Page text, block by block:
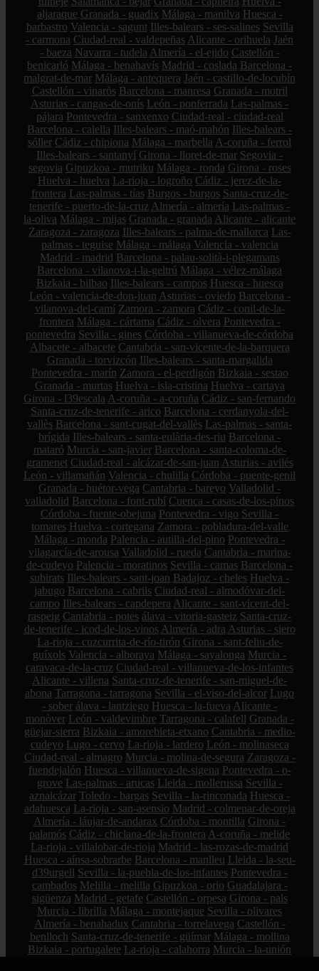
aljaraque Granada - guadix Málaga - manilva Huesca -
barbastro Valencia - sagunt Illes-balears - ses-salines Sevilla
- carmona Ciudad-real - valdepeñas Alicante - orihuela Jaén
- baeza Navarra - tudela Almería - el-ejido Castellón -
benicarló Málaga - benahavís Madrid - coslada Barcelona -
malgrat-de-mar Málaga - antequera Jaén - castillo-de-locubín
Castellón - vinaròs Barcelona - manresa Granada - motril
Asturias - cangas-de-onís León - ponferrada Las-palmas -
pájara Pontevedra - sanxenxo Ciudad-real - ciudad-real
Barcelona - calella Illes-balears - maó-mahón Illes-balears -
sóller Cádiz - chipiona Málaga - marbella A-coruña - ferrol
Illes-balears - santanyí Girona - lloret-de-mar Segovia -
segovia Gipuzkoa - mutriku Málaga - ronda Girona - roses
Huelva - huelva La-rioja - logroño Cádiz - jerez-de-la-
frontera Las-palmas - tías Burgos - burgos Santa-cruz-de-
tenerife - puerto-de-la-cruz Almería - almería Las-palmas -
la-oliva Málaga - mijas Granada - granada Alicante - alicante
Zaragoza - zaragoza Illes-balears - palma-de-mallorca Las-
palmas - teguise Málaga - málaga Valencia - valencia
Madrid - madrid Barcelona - palau-solità-i-plegamans
Barcelona - vilanova-i-la-geltrú Málaga - vélez-málaga
Bizkaia - bilbao Illes-balears - campos Huesca - huesca
León - valencia-de-don-juan Asturias - oviedo Barcelona -
vilanova-del-camí Zamora - zamora Cádiz - conil-de-la-
frontera Málaga - cártama Cádiz - olvera Pontevedra -
pontevedra Sevilla - gines Córdoba - villanueva-de-córdoba
Albacete - albacete Cantabria - san-vicente-de-la-barquera
Granada - torvizcón Illes-balears - santa-margalida
Pontevedra - marín Zamora - el-perdigón Bizkaia - sestao
Granada - murtas Huelva - isla-cristina Huelva - cartaya
Girona - l39escala A-coruña - a-coruña Cádiz - san-fernando
Santa-cruz-de-tenerife - arico Barcelona - cerdanyola-del-
vallès Barcelona - sant-cugat-del-vallès Las-palmas - santa-
brígida Illes-balears - santa-eulària-des-riu Barcelona -
mataró Murcia - san-javier Barcelona - santa-coloma-de-
gramenet Ciudad-real - alcázar-de-san-juan Asturias - avilés
León - villamañán Valencia - chulilla Córdoba - puente-genil
Granada - huétor-vega Cantabria - bareyo Valladolid -
valladolid Barcelona - font-rubí Cuenca - casas-de-los-pinos
Córdoba - fuente-obejuna Pontevedra - vigo Sevilla -
tomares Huelva - cortegana Zamora - pobladura-del-valle
Málaga - monda Palencia - autilla-del-pino Pontevedra -
vilagarcía-de-arousa Valladolid - rueda Cantabria - marina-
de-cudeyo Palencia - moratinos Sevilla - camas Barcelona -
subirats Illes-balears - sant-joan Badajoz - cheles Huelva -
jabugo Barcelona - cabrils Ciudad-real - almodóvar-del-
campo Illes-balears - capdepera Alicante - sant-vicent-del-
raspeig Cantabria - potes álava - vitoria-gasteiz Santa-cruz-
de-tenerife - icod-de-los-vinos Almería - adra Asturias - siero
La-rioja - cuzcurrita-de-río-tirón Girona - sant-feliu-de-
guíxols Valencia - alboraya Málaga - sayalonga Murcia -
caravaca-de-la-cruz Ciudad-real - villanueva-de-los-infantes
Alicante - villena Santa-cruz-de-tenerife - san-miguel-de-
abona Tarragona - tarragona Sevilla - el-viso-del-alcor Lugo
- sober álava - lantziego Huesca - la-fueva Alicante -
monòver León - valdevimbre Tarragona - calafell Granada -
güejar-sierra Bizkaia - amorebieta-etxano Cantabria - medio-
cudeyo Lugo - cervo La-rioja - lardero León - molinaseca
Ciudad-real - almagro Murcia - molina-de-segura Zaragoza -
fuendejalón Huesca - villanueva-de-sigena Pontevedra - o-
grove Las-palmas - arucas Lleida - mollerussa Sevilla -
aznalcázar Toledo - bargas Sevilla - la-rinconada Huesca -
adahuesca La-rioja - san-asensio Madrid - colmenar-de-oreja
Almería - láujar-de-andarax Córdoba - montilla Girona -
palamós Cádiz - chiclana-de-la-frontera A-coruña - melide
La-rioja - villalobar-de-rioja Madrid - las-rozas-de-madrid
Huesca - aínsa-sobrarbe Barcelona - manlleu Lleida - la-seu-
d39urgell Sevilla - la-puebla-de-los-infantes Pontevedra -
cambados Melilla - melilla Gipuzkoa - orio Guadalajara -
sigüenza Madrid - getafe Castellón - orpesa Girona - pals
Murcia - librilla Málaga - montejaque Sevilla - olivares
Almería - benahadux Cantabria - torrelavega Castellón -
benlloch Santa-cruz-de-tenerife - güímar Málaga - mollina
Bizkaia - portugalete La-rioja - calahorra Murcia - la-unión